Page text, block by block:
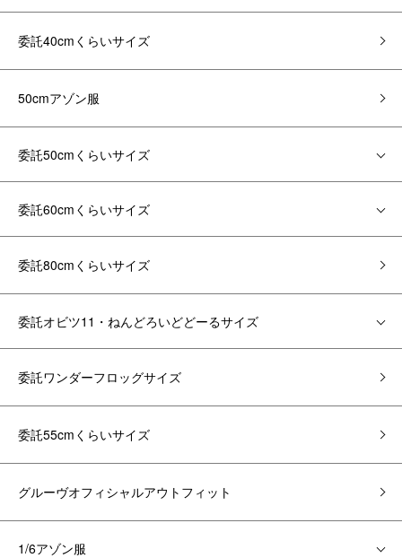
委託40cmくらいサイズ
50cmアゾン服
委託50cmくらいサイズ
委託60cmくらいサイズ
委託80cmくらいサイズ
委託オビツ11・ねんどろいどどーるサイズ
委託ワンダーフロッグサイズ
委託55cmくらいサイズ
グルーヴオフィシャルアウトフィット
1/6アゾン服